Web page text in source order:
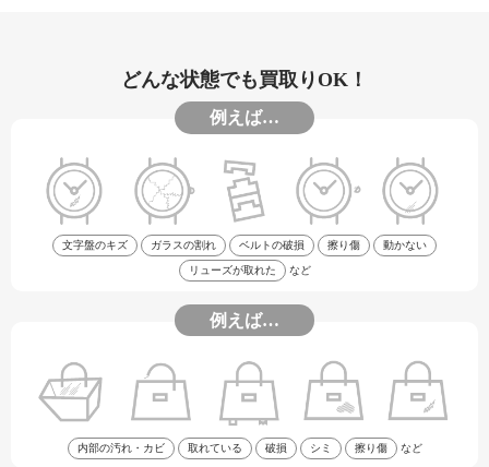
どんな状態でも買取りOK！
例えば…
文字盤のキズ ガラスの割れ ベルトの破損 擦り傷 動かない
リューズが取れた など
例えば…
内部の汚れ・カビ 取れている 破損 シミ 擦り傷 など